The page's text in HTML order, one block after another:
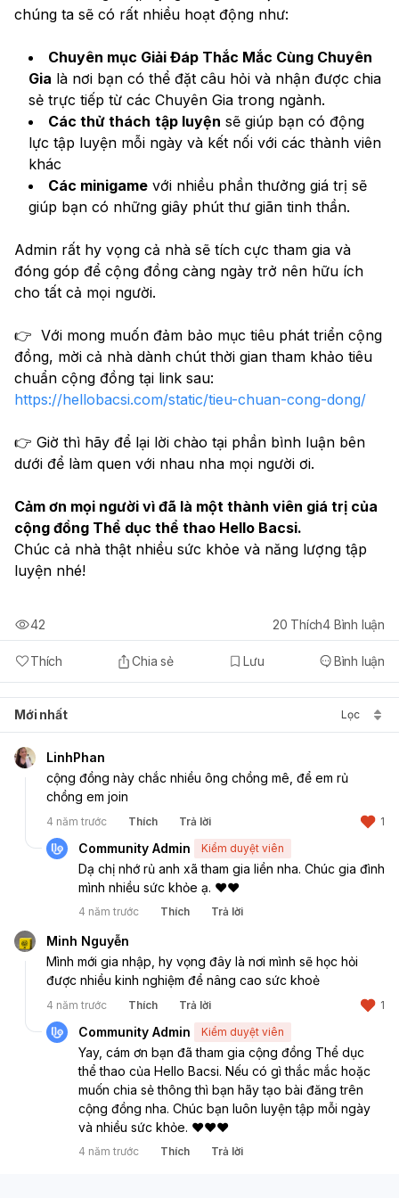
chúng ta sẽ có rất nhiều hoạt động như:
Chuyên mục Giải Đáp Thắc Mắc Cùng Chuyên
Gia là nơi bạn có thể đặt câu hỏi và nhận được chia
sẻ trực tiếp từ các Chuyên Gia trong ngành.
Các thử thách tập luyện sẽ giúp bạn có động
lực tập luyện mỗi ngày và kết nối với các thành viên
khác
Các minigame với nhiều phần thưởng giá trị sẽ
giúp bạn có những giây phút thư giãn tinh thần.
Admin rất hy vọng cả nhà sẽ tích cực tham gia và
đóng góp để cộng đồng càng ngày trở nên hữu ích
cho tất cả mọi người.
👉  Với mong muốn đảm bảo mục tiêu phát triển cộng
đồng, mời cả nhà dành chút thời gian tham khảo tiêu
https://hellobacsi.com/static/tieu-chuan-cong-dong/
👉 Giờ thì hãy để lại lời chào tại phần bình luận bên
dưới để làm quen với nhau nha mọi người ơi.
Cảm ơn mọi người vì đã là một thành viên giá trị của
cộng đồng Thể dục thể thao Hello Bacsi.
Chúc cả nhà thật nhiều sức khỏe và năng lượng tập
luyện nhé!
Thích Chia sẻ Lưu Bình luận
42 20 Thích4 Bình luận
Mới nhất Lọc
LinhPhan
cộng đồng này chắc nhiều ông chồng mê, để em rủ
chồng em join
4 năm trước Thích Trả lời 1
Community Admin Kiểm duyệt viên
Dạ chị nhớ rủ anh xã tham gia liền nha. Chúc gia đình
mình nhiều sức khỏe ạ. ❤️❤️
4 năm trước Thích Trả lời
Minh Nguyễn
Mình mới gia nhập, hy vọng đây là nơi mình sẽ học hỏi
được nhiều kinh nghiệm để nâng cao sức khoẻ
4 năm trước Thích Trả lời 1
Community Admin Kiểm duyệt viên
Yay, cám ơn bạn đã tham gia cộng đồng Thể dục
thể thao của Hello Bacsi. Nếu có gì thắc mắc hoặc
muốn chia sẻ thông thì bạn hãy tạo bài đăng trên
cộng đồng nha. Chúc bạn luôn luyện tập mỗi ngày
và nhiều sức khỏe. ❤️❤️❤️
4 năm trước Thích Trả lời